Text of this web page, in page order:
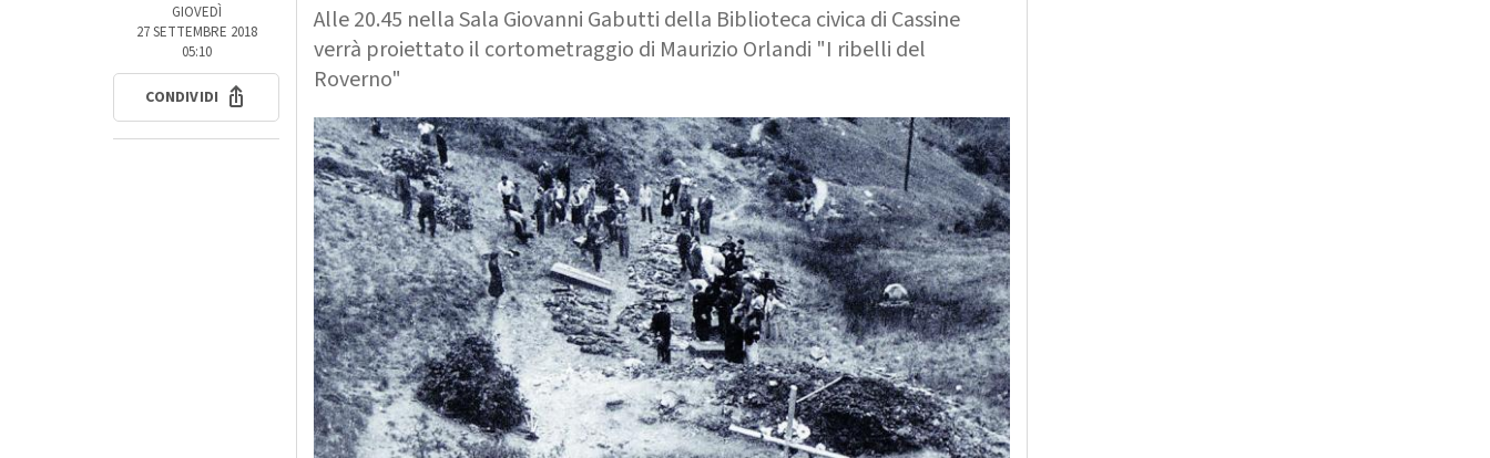
GIOVEDÌ
27 SETTEMBRE 2018
05:10
CONDIVIDI
Alle 20.45 nella Sala Giovanni Gabutti della Biblioteca civica di Cassine
verrà proiettato il cortometraggio di Maurizio Orlandi "I ribelli del
Roverno"